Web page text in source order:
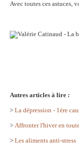
Avec toutes ces astuces,
Autres articles à lire :
> La dépression - 1ère
> Affronter l'hiver en
> Les aliments anti-stress